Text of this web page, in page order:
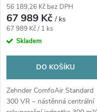
předehřívací registr
56 189,26 Kč bez DPH
67 989 Kč/ ks
Měrná
cena:
67 989 Kč / 1 ks
Skladem
DO KOŠÍKU
Zehnder ComfoAir Standard
300 VR – nástěnná centrální